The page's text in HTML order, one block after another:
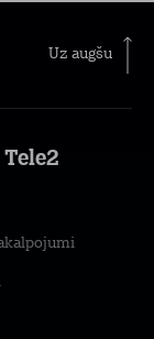
Uz augšu